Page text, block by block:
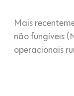
Mais
não fungíveis
operacionais